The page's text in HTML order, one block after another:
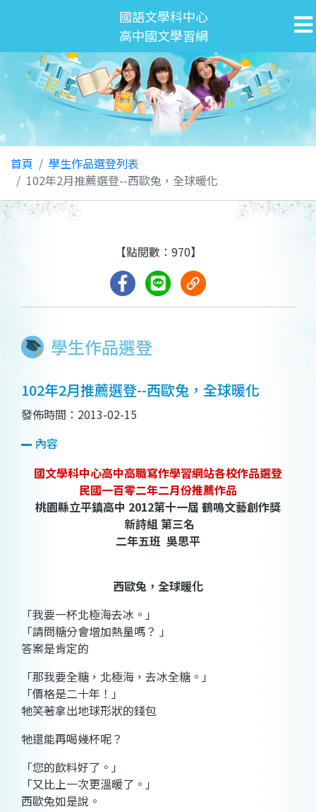
國語文學科中心
高中國文學習網
首頁
學生作品選登列表
102年2月推薦選登--西歐兔，全球暖化
學生作品選登
【點閱數：970】
102年2月推薦選登--西歐兔，全球暖化
發佈時間：2013-02-15
內容
國文學科中心高中高職寫作學習網站各校作品選登
民國一百零二年二月份推薦作品
桃園縣立平鎮高中 2012第十一屆 鶴鳴文藝創作獎
新詩組 第三名
二年五班 吳思平
西歐兔，全球暖化
「我要一杯北極海去冰。」
「請問糖分會增加熱量嗎？ 」
答案是肯定的
「那我要全糖，北極海，去冰全糖。」
「價格是二十年！」
牠笑著拿出地球形狀的錢包
牠還能再喝幾杯呢？
「您的飲料好了。」
「又比上一次更溫暖了。」
西歐兔如是說。